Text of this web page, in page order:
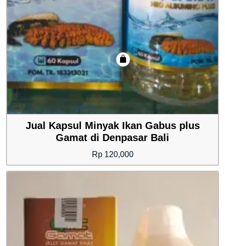
Jual Kapsul Minyak Ikan Gabus plus
Gamat di Denpasar Bali
Rp120,000